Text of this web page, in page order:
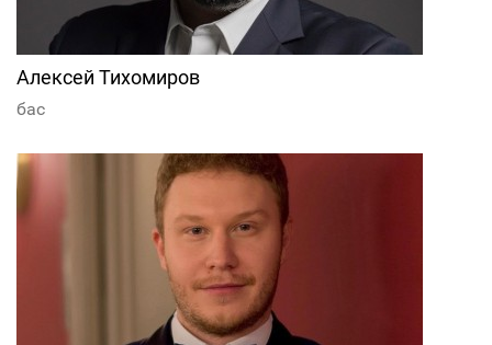
Алексей Тихомиров
бас